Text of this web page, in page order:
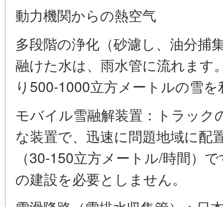
動力機関からの熱空气
多段階の浄化（砂濾し、油分捕
融けた水は、雨水管に流れます
り500-1000立方メートルの雪
モバイル雪融解装置：トラッ
な装置で、迅速に問題地域に配
（30-150立方メートル/時間）
の建設を必要としません。